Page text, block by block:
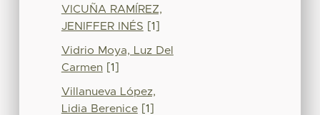
VICUÑA RAMÍREZ,
JENIFFER INÉS [1]
Vidrio Moya, Luz Del
Carmen [1]
Villanueva López,
Lidia Berenice[1]